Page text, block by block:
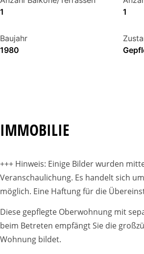
1
1
Baujahr
1980
IMMOBILIE
+++ Hinweis: Einige Bilder wurden
Veranschaulichung. Es handelt sich
möglich. Eine Haftung für die
Diese gepflegte Oberwohnung mit
beim Betreten empfängt Sie die
Wohnung bildet.